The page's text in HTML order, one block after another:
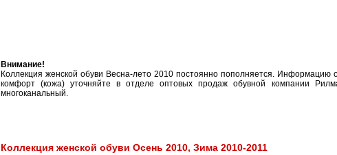
Внимание!
Коллекция женской обуви Весна-лето 2010 постоянно пополняется. Информацию
комфорт (кожа) уточняйте в отделе оптовых продаж обувной компании
многоканальный.
Коллекция женской обуви Осень 2010, Зима 2010-2011